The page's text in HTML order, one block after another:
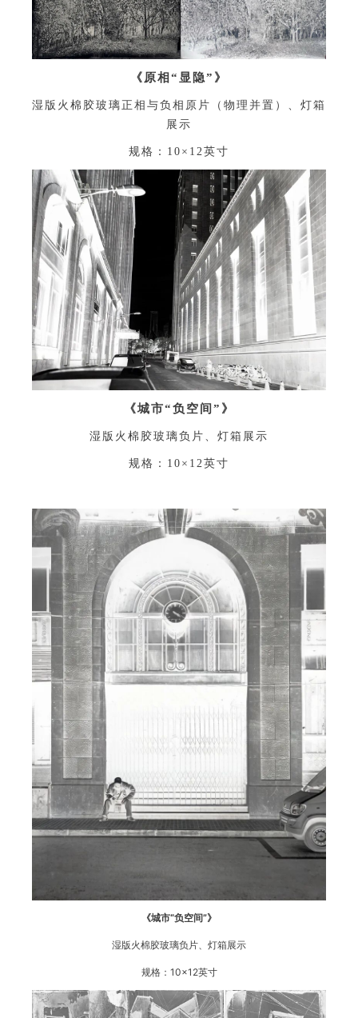
《原相“显隐”》
湿版火棉胶玻璃正相与负相原片（物理并置）、灯箱
展示
规格：10×12英寸
《城市“负空间”》
湿版火棉胶玻璃负片、灯箱展示
规格：10×12英寸
《城市“负空间”》
湿版火棉胶玻璃负片、灯箱展示
规格：10×12英寸